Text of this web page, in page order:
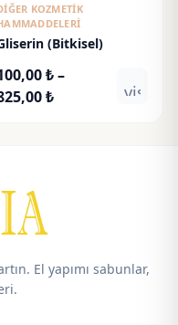
KOZMETIK
(Bitkisel)
₺–
₺Fiyat
El yapımı sabunlar,